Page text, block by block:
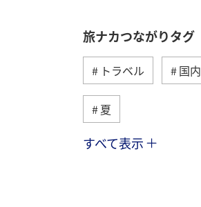
旅ナカつながりタグ
トラベル 国内
夏
趣味
すべて表示